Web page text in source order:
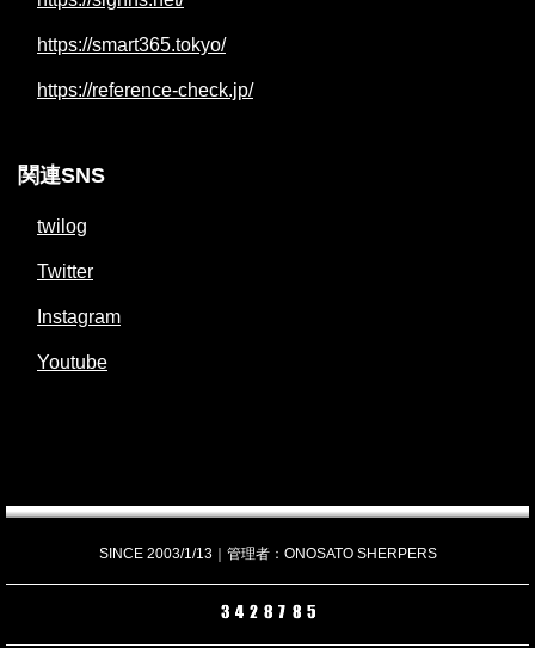
https://smart365.tokyo/
https://reference-check.jp/
関連SNS
twilog
Twitter
Instagram
Youtube
SINCE 2003/1/13｜管理者：ONOSATO SHERPERS